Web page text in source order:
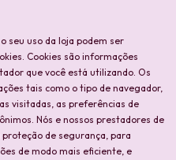
seu uso da loja podem ser
Cookies são informações
que você está utilizando. Os
tais como o tipo de navegador,
visitadas, as preferências de
Nós e nossos prestadores de
de segurança, para
de modo mais eficiente, e